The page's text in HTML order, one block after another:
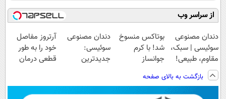
از سراسر وب
دندان مصنوعی
سوئیسی | سبک،
مقاوم، طبیعی!
ویزیت
رایگان+پرداخت
اقساطی😍
بوتاکس منسوخ
شد! با کرم
جوانساز
جوان
شو50%تخفیف
دندان مصنوعی
سوئیسی:
جدیدترین
پرداخت قسطی
آرتروز مفاصل
خود را به طور
قطعی درمان
بازگشت به بالای صفحه